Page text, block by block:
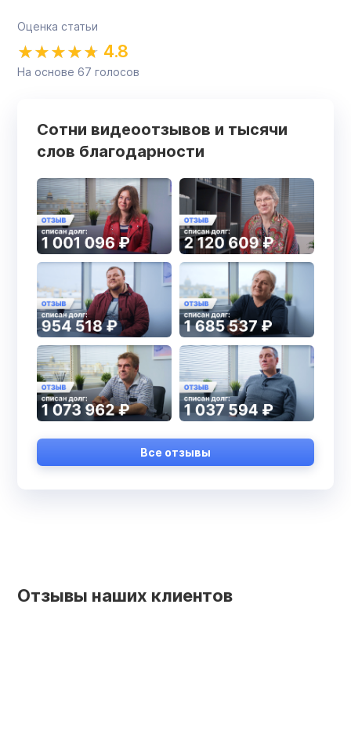
Оценка статьи
4.8
На основе 67 голосов
Сотни видеоотзывов и тысячи
слов благодарности
Все отзывы
Отзывы наших клиентов